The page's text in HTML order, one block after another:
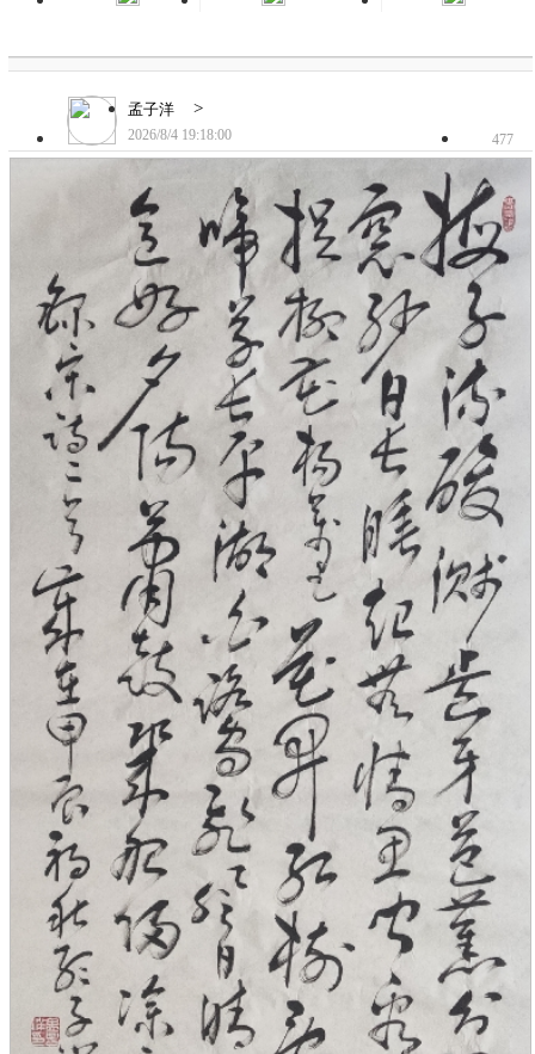
孟子洋 >
2026/8/4 19:18:00 477